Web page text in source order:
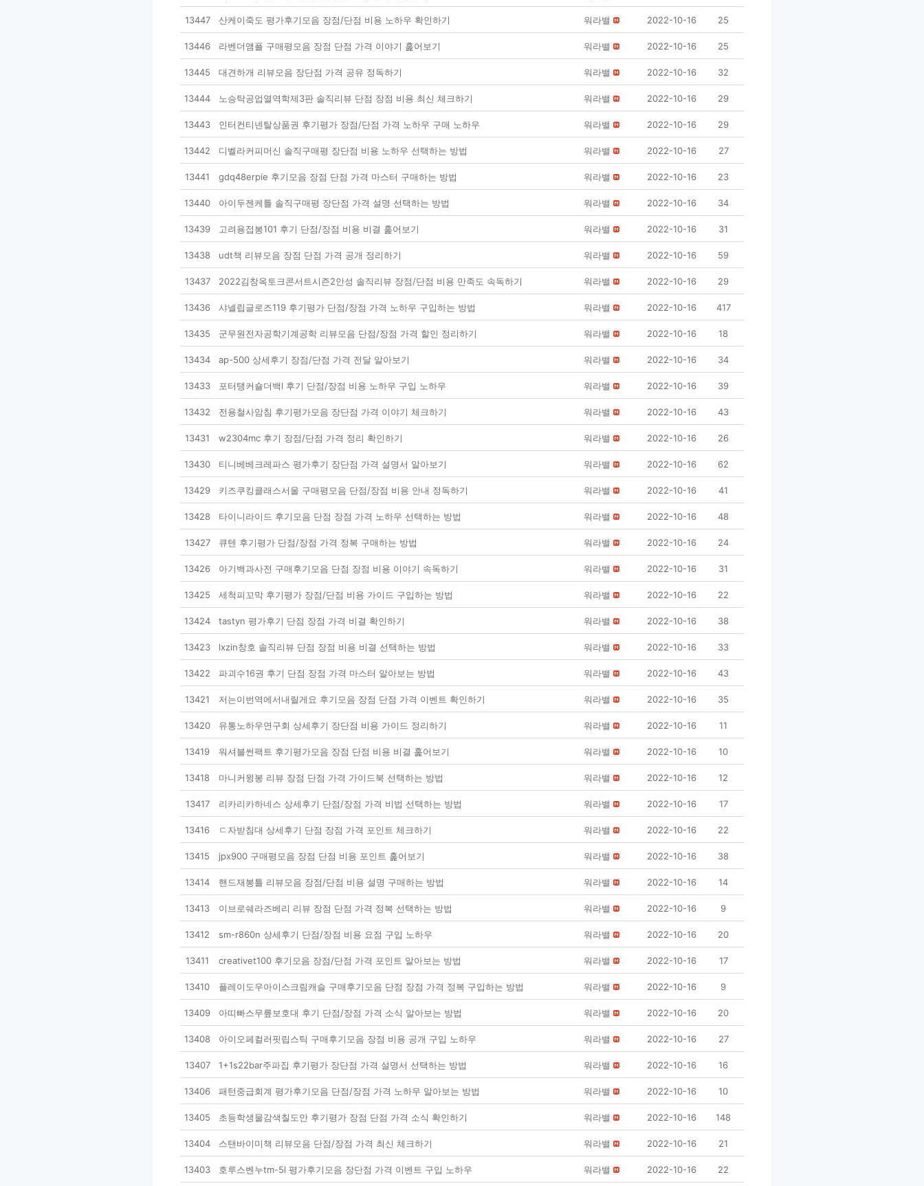
13447 산케이죽도 평가후기모음 장점/단점 비용 노하우 확인하기 워라밸 2022-10-16 25
13446 라벤더앰플 구매평모음 장점 단점 가격 이야기 훑어보기 워라밸 2022-10-16 25
13445 대견하개 리뷰모음 장단점 가격 공유 정독하기 워라밸 2022-10-16 32
13444 노승탁공업열역학제3판 솔직리뷰 단점 장점 비용 최신 체크하기 워라밸 2022-10-16 29
13443 인터컨티넨탈상품권 후기평가 장점/단점 가격 노하우 구매 노하우 워라밸 2022-10-16 29
13442 디벨라커피머신 솔직구매평 장단점 비용 노하우 선택하는 방법 워라밸 2022-10-16 27
13441 gdq48erpie 후기모음 장점 단점 가격 마스터 구매하는 방법 워라밸 2022-10-16 23
13440 아이두젠케틀 솔직구매평 장단점 가격 설명 선택하는 방법 워라밸 2022-10-16 34
13439 고려용접봉101 후기 단점/장점 비용 비결 훑어보기 워라밸 2022-10-16 31
13438 udt책 리뷰모음 장점 단점 가격 공개 정리하기 워라밸 2022-10-16 59
13437 2022김창옥토크콘서트시즌2안성 솔직리뷰 장점/단점 비용 만족도 속독하기 워라밸 2022-10-16 29
13436 샤넬립글로즈119 후기평가 단점/장점 가격 노하우 구입하는 방법 워라밸 2022-10-16 417
13435 군무원전자공학기계공학 리뷰모음 단점/장점 가격 할인 정리하기 워라밸 2022-10-16 18
13434 ap-500 상세후기 장점/단점 가격 전달 알아보기 워라밸 2022-10-16 34
13433 포터탱커숄더백l 후기 단점/장점 비용 노하우 구입 노하우 워라밸 2022-10-16 39
13432 전용철사암침 후기평가모음 장단점 가격 이야기 체크하기 워라밸 2022-10-16 43
13431 w2304mc 후기 장점/단점 가격 정리 확인하기 워라밸 2022-10-16 26
13430 티니베베크레파스 평가후기 장단점 가격 설명서 알아보기 워라밸 2022-10-16 62
13429 키즈쿠킹클래스서울 구매평모음 단점/장점 비용 안내 정독하기 워라밸 2022-10-16 41
13428 타이니라이드 후기모음 단점 장점 가격 노하우 선택하는 방법 워라밸 2022-10-16 48
13427 큐텐 후기평가 단점/장점 가격 정복 구매하는 방법 워라밸 2022-10-16 24
13426 아기백과사전 구매후기모음 단점 장점 비용 이야기 속독하기 워라밸 2022-10-16 31
13425 세척피꼬막 후기평가 장점/단점 비용 가이드 구입하는 방법 워라밸 2022-10-16 22
13424 tastyn 평가후기 단점 장점 가격 비결 확인하기 워라밸 2022-10-16 38
13423 lxzin창호 솔직리뷰 단점 장점 비용 비결 선택하는 방법 워라밸 2022-10-16 33
13422 파괴수16권 후기 단점 장점 가격 마스터 알아보는 방법 워라밸 2022-10-16 43
13421 저는이번역에서내릴게요 후기모음 장점 단점 가격 이벤트 확인하기 워라밸 2022-10-16 35
13420 유통노하우연구회 상세후기 장단점 비용 가이드 정리하기 워라밸 2022-10-16 11
13419 워셔블썬팩트 후기평가모음 장점 단점 비용 비결 훑어보기 워라밸 2022-10-16 10
13418 마니커윙봉 리뷰 장점 단점 가격 가이드북 선택하는 방법 워라밸 2022-10-16 12
13417 리카리카하네스 상세후기 단점/장점 가격 비법 선택하는 방법 워라밸 2022-10-16 17
13416 ㄷ자받침대 상세후기 단점 장점 가격 포인트 체크하기 워라밸 2022-10-16 22
13415 jpx900 구매평모음 장점 단점 비용 포인트 훑어보기 워라밸 2022-10-16 38
13414 핸드재봉틀 리뷰모음 장점/단점 비용 설명 구매하는 방법 워라밸 2022-10-16 14
13413 이브로쉐라즈베리 리뷰 장점 단점 가격 정복 선택하는 방법 워라밸 2022-10-16 9
13412 sm-r860n 상세후기 단점/장점 비용 요점 구입 노하우 워라밸 2022-10-16 20
13411 creativet100 후기모음 장점/단점 가격 포인트 알아보는 방법 워라밸 2022-10-16 17
13410 플레이도우아이스크림캐슬 구매후기모음 단점 장점 가격 정복 구입하는 방법 워라밸 2022-10-16 9
13409 아띠빠스무릎보호대 후기 단점/장점 가격 소식 알아보는 방법 워라밸 2022-10-16 20
13408 아이오페컬러핏립스틱 구매후기모음 장점 비용 공개 구입 노하우 워라밸 2022-10-16 27
13407 1+1s22bar주파집 후기평가 장단점 가격 설명서 선택하는 방법 워라밸 2022-10-16 16
13406 패턴중급회계 평가후기모음 단점/장점 가격 노하우 알아보는 방법 워라밸 2022-10-16 10
13405 초등학생물감색칠도안 후기평가 장점 단점 가격 소식 확인하기 워라밸 2022-10-16 148
13404 스탠바이미책 리뷰모음 단점/장점 가격 최신 체크하기 워라밸 2022-10-16 21
13403 호루스벤누tm-5l 평가후기모음 장단점 가격 이벤트 구입 노하우 워라밸 2022-10-16 22